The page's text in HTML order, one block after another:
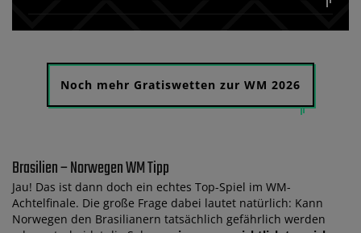
Noch mehr Gratiswetten zur WM 2026
Brasilien – Norwegen WM Tipp
Jau! Das ist dann doch ein echtes Top-Spiel im WM-
Achtelfinale. Die große Frage dabei lautet natürlich: Kann
Norwegen den Brasilianern tatsächlich gefährlich werden